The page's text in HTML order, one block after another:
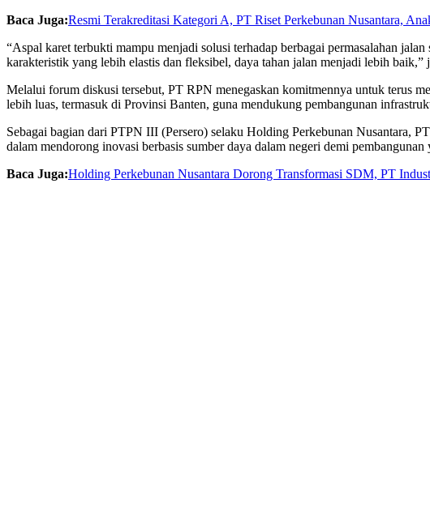
Baca Juga:Resmi Terakreditasi Kategori A, PT Riset Perkebunan Nusantara,
“Aspal karet terbukti mampu menjadi solusi terhadap berbagai permasalahan
karakteristik yang lebih elastis dan fleksibel, daya tahan jalan menjadi lebih baik,”
Melalui forum diskusi tersebut, PT RPN menegaskan komitmennya untuk terus
lebih luas, termasuk di Provinsi Banten, guna mendukung pembangunan
Sebagai bagian dari PTPN III (Persero) selaku Holding Perkebunan Nusantara,
dalam mendorong inovasi berbasis sumber daya dalam negeri demi
Baca Juga:Holding Perkebunan Nusantara Dorong Transformasi SDM, PT